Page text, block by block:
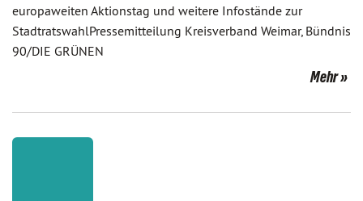
europaweiten Aktionstag und weitere Infostände zur
StadtratswahlPressemitteilung Kreisverband Weimar, Bündnis
90/DIE GRÜNEN
Mehr